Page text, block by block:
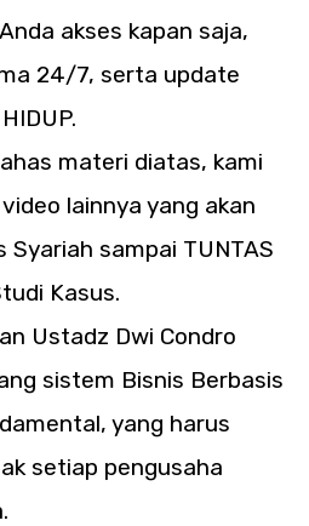
akses kapan saja,
24/7, serta update
materi diatas, kami
lainnya yang akan
Syariah sampai TUNTAS
Kasus.
Ustadz Dwi Condro
sistem Bisnis Berbasis
yang harus
setiap pengusaha